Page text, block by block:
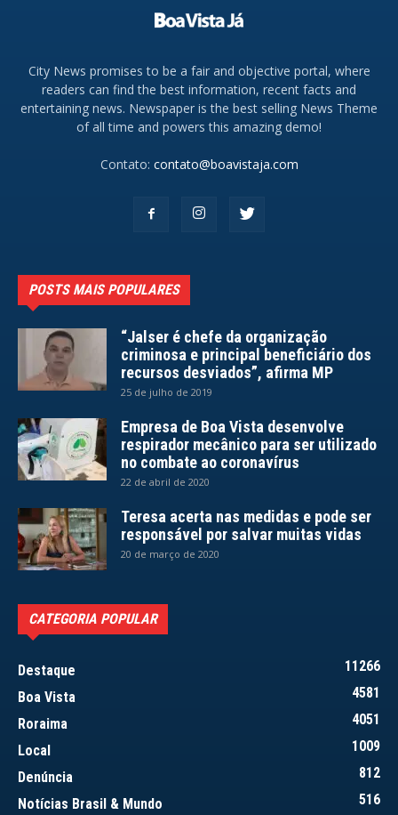
City News promises to be a fair and objective portal, where
readers can find the best information, recent facts and
entertaining news. Newspaper is the best selling News Theme
of all time and powers this amazing demo!
Contato: contato@boavistaja.com
POSTS MAIS POPULARES
“Jalser é chefe da organização
criminosa e principal beneficiário dos
recursos desviados”, afirma MP
25 de julho de 2019
Empresa de Boa Vista desenvolve
respirador mecânico para ser utilizado
no combate ao coronavírus
22 de abril de 2020
Teresa acerta nas medidas e pode ser
responsável por salvar muitas vidas
20 de março de 2020
CATEGORIA POPULAR
Destaque
11266
Boa Vista
4581
Roraima
4051
Local
1009
Denúncia
812
Notícias Brasil & Mundo
516